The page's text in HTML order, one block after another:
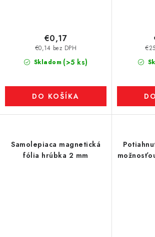
Skladom (>5 ks)
€0,14 bez DPH
€0,17
DO KOŠÍKA
Samolepiaca magnetická
fólia hrúbka 2 mm